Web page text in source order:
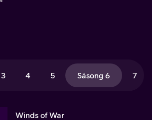
3 4 5 Säsong 6 7
Winds of War